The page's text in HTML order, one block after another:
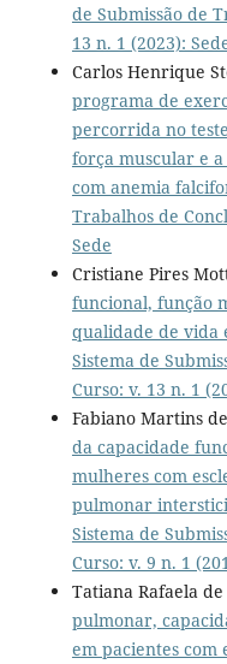
de Submissão de
13 n. 1 (2023):
Carlos Henrique
programa de
percorrida no
força muscular e
com anemia
Trabalhos de
Sede
Cristiane Pires
funcional, função
qualidade de vida
Sistema de
Curso: v. 13 n. 1
Fabiano Martins
da capacidade
mulheres com
pulmonar
Sistema de
Curso: v. 9 n. 1
Tatiana Rafaela
pulmonar,
em pacientes com